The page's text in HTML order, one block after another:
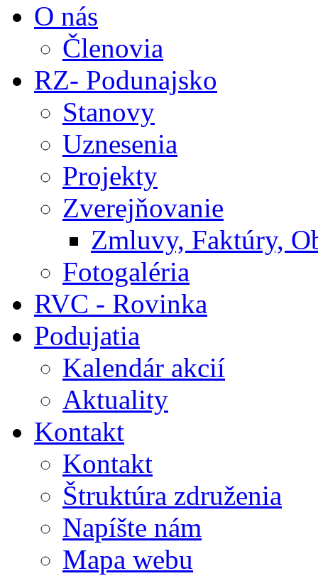
O nás
Členovia
RZ- Podunajsko
Stanovy
Uznesenia
Projekty
Zverejňovanie
Zmluvy, Faktúry,
Fotogaléria
RVC - Rovinka
Podujatia
Kalendár akcií
Aktuality
Kontakt
Kontakt
Štruktúra združenia
Napíšte nám
Mapa webu